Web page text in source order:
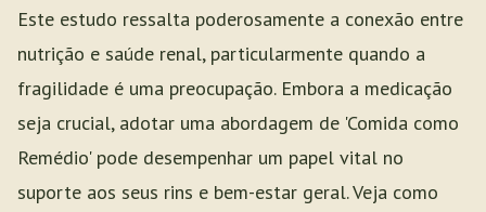
Este estudo ressalta poderosamente a conexão entre
nutrição e saúde renal, particularmente quando a
fragilidade é uma preocupação. Embora a medicação
seja crucial, adotar uma abordagem de 'Comida como
Remédio' pode desempenhar um papel vital no
suporte aos seus rins e bem-estar geral. Veja como